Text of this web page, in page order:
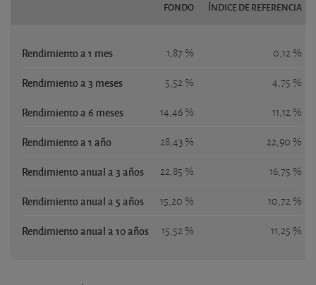
FONDO ÍNDICE DE REFERENCIA
Rendimiento a 1 mes 1,87 % 0,12 %
Rendimiento a 3 meses 5,52 % 4,75 %
Rendimiento a 6 meses 14,46 % 11,12 %
Rendimiento a 1 año 28,43 % 22,90 %
Rendimiento anual a 3 años 22,85 % 16,75 %
Rendimiento anual a 5 años 15,20 % 10,72 %
Rendimiento anual a 10 años 15,52 % 11,25 %